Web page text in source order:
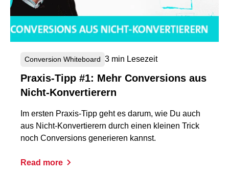
Conversion Whiteboard 3 min Lesezeit
Praxis-Tipp #1: Mehr Conversions aus
Nicht-Konvertierern
Im ersten Praxis-Tipp geht es darum, wie Du auch
aus Nicht-Konvertierern durch einen kleinen Trick
noch Conversions generieren kannst.
Read more